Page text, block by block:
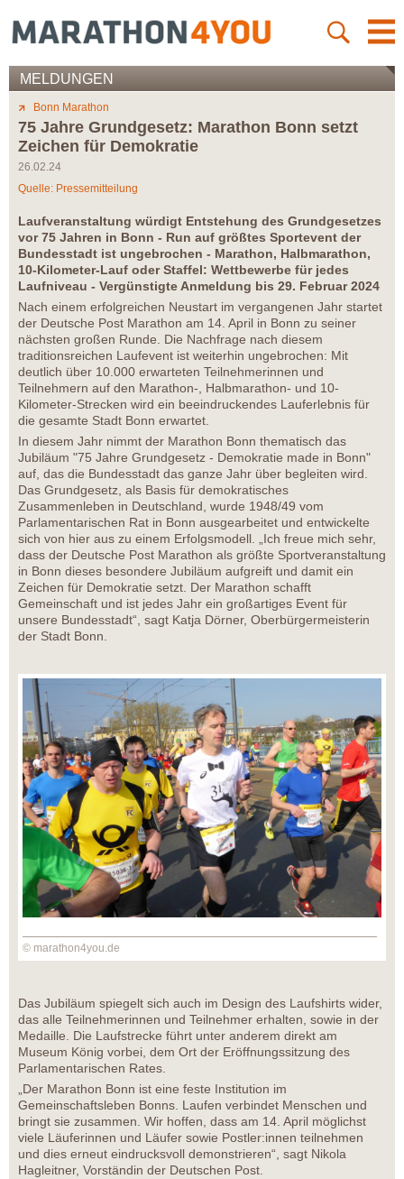
MELDUNGEN
Bonn Marathon
75 Jahre Grundgesetz: Marathon Bonn setzt
Zeichen für Demokratie
26.02.24
Quelle: Pressemitteilung
Laufveranstaltung würdigt Entstehung des Grundgesetzes
vor 75 Jahren in Bonn - Run auf größtes Sportevent der
Bundesstadt ist ungebrochen - Marathon, Halbmarathon,
10-Kilometer-Lauf oder Staffel: Wettbewerbe für jedes
Laufniveau - Vergünstigte Anmeldung bis 29. Februar 2024
Nach einem erfolgreichen Neustart im vergangenen Jahr startet
der Deutsche Post Marathon am 14. April in Bonn zu seiner
nächsten großen Runde. Die Nachfrage nach diesem
traditionsreichen Laufevent ist weiterhin ungebrochen: Mit
deutlich über 10.000 erwarteten Teilnehmerinnen und
Teilnehmern auf den Marathon-, Halbmarathon- und 10-
Kilometer-Strecken wird ein beeindruckendes Lauferlebnis für
die gesamte Stadt Bonn erwartet.
In diesem Jahr nimmt der Marathon Bonn thematisch das
Jubiläum "75 Jahre Grundgesetz - Demokratie made in Bonn"
auf, das die Bundesstadt das ganze Jahr über begleiten wird.
Das Grundgesetz, als Basis für demokratisches
Zusammenleben in Deutschland, wurde 1948/49 vom
Parlamentarischen Rat in Bonn ausgearbeitet und entwickelte
sich von hier aus zu einem Erfolgsmodell. „Ich freue mich sehr,
dass der Deutsche Post Marathon als größte Sportveranstaltung
in Bonn dieses besondere Jubiläum aufgreift und damit ein
Zeichen für Demokratie setzt. Der Marathon schafft
Gemeinschaft und ist jedes Jahr ein großartiges Event für
unsere Bundesstadt“, sagt Katja Dörner, Oberbürgermeisterin
der Stadt Bonn.
© marathon4you.de
Das Jubiläum spiegelt sich auch im Design des Laufshirts wider,
das alle Teilnehmerinnen und Teilnehmer erhalten, sowie in der
Medaille. Die Laufstrecke führt unter anderem direkt am
Museum König vorbei, dem Ort der Eröffnungssitzung des
Parlamentarischen Rates.
„Der Marathon Bonn ist eine feste Institution im
Gemeinschaftsleben Bonns. Laufen verbindet Menschen und
bringt sie zusammen. Wir hoffen, dass am 14. April möglichst
viele Läuferinnen und Läufer sowie Postler:innen teilnehmen
und dies erneut eindrucksvoll demonstrieren“, sagt Nikola
Hagleitner, Vorständin der Deutschen Post.